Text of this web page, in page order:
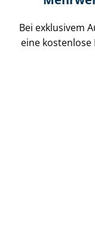
Bei exklusivem
eine